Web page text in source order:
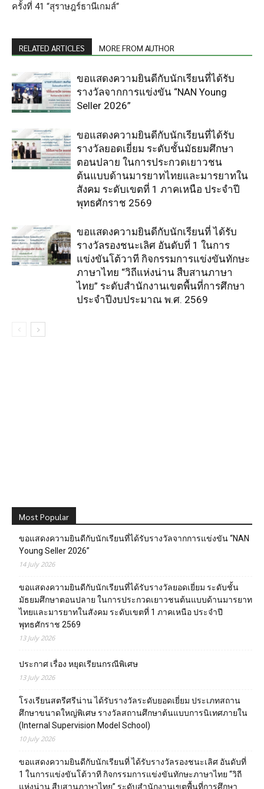
ครั้งที่ 41 “สุราษฎร์ธานีเกมส์“
RELATED ARTICLES MORE FROM AUTHOR
ขอแสดงความยินดีกับนักเรียนที่ได้รับ
รางวัลจากการแข่งขัน “NAN Young
Seller 2026”
ขอแสดงความยินดีกับนักเรียนที่ได้รับ
รางวัลยอดเยี่ยม ระดับชั้นมัธยมศึกษา
ตอนปลาย ในการประกวดเยาวชน
ต้นแบบด้านมารยาทไทยและมารยาทใน
สังคม ระดับเขตที่ 1 ภาคเหนือ ประจำปี
พุทธศักราช 2569
ขอแสดงความยินดีกับนักเรียนที่ ได้รับ
รางวัลรองชนะเลิศ อันดับที่ 1 ในการ
แข่งขันโต้วาที กิจกรรมการแข่งขันทักษะ
ภาษาไทย “วิถีแห่งน่าน สืบสานภาษา
ไทย” ระดับสำนักงานเขตพื้นที่การศึกษา
ประจำปีงบประมาณ พ.ศ. 2569
Most Popular
ขอแสดงความยินดีกับนักเรียนที่ได้รับรางวัลจากการแข่งขัน “NAN
Young Seller 2026”
14 July 2026
ขอแสดงความยินดีกับนักเรียนที่ได้รับรางวัลยอดเยี่ยม ระดับชั้น
มัธยมศึกษาตอนปลาย ในการประกวดเยาวชนต้นแบบด้านมารยาท
ไทยและมารยาทในสังคม ระดับเขตที่ 1 ภาคเหนือ ประจำปี
พุทธศักราช 2569
13 July 2026
ประกาศ เรื่อง หยุดเรียนกรณีพิเศษ
13 July 2026
โรงเรียนสตรีศรีน่าน ได้รับรางวัลระดับยอดเยี่ยม ประเภทสถาน
ศึกษาขนาดใหญ่พิเศษ รางวัลสถานศึกษาต้นแบบการนิเทศภายใน
(Internal Supervision Model School)
10 July 2026
ขอแสดงความยินดีกับนักเรียนที่ ได้รับรางวัลรองชนะเลิศ อันดับที่
1 ในการแข่งขันโต้วาที กิจกรรมการแข่งขันทักษะภาษาไทย “วิถี
แห่งน่าน สืบสานภาษาไทย” ระดับสำนักงานเขตพื้นที่การศึกษา